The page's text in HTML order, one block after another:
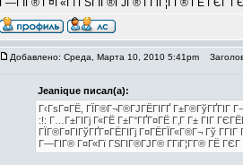
Г—ГІГ® Г¤Г«Гї ГЅГІГ®ГЈГ® Г­ГіГ¦Г­Г® ГЁ ГЄГ
Добавлено: Среда, Марта 10, 2010 5:41pm
Jeanique писал(а):
Г‹ГѕГ¤ГЁ, ГЇГ®Г¬Г®ГЈГЁГІГҐ Г±Г®ГўГҐГІГ
:!: Г…Г±ГІГј Г«ГЁ Г±Г°ГҐГ¤ГЁ Г‚Г Г± ГІГ
ГЇГ®Г¤ГІГўГҐГ¤ГЁГІГј Г¤ГЁГЇГ«Г®Г¬ Гў
Г—ГІГ® Г¤Г«Гї ГЅГІГ®ГЈГ® Г­ГіГ¦Г­Г® ГЁ